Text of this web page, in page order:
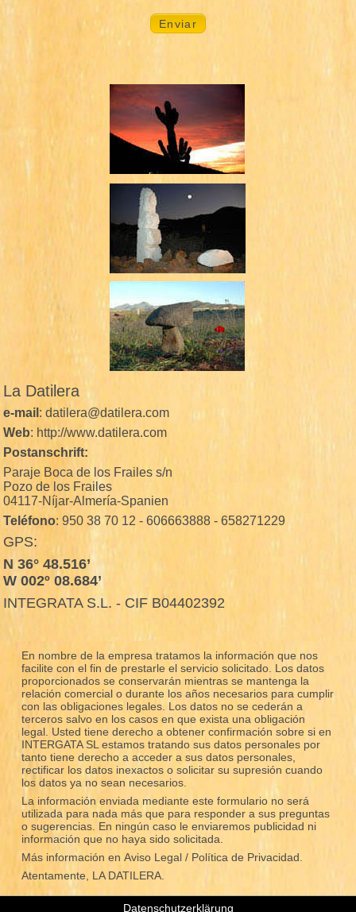
La Datilera
e-mail : datilera@datilera.com
Web: http://www.datilera.com
Postanschrift:
Paraje Boca de los Frailes s/n
Pozo de los Frailes
04117-Níjar-Almería-Spanien
Teléfono: 950 38 70 12 - 606663888 - 658271229
GPS:
N 36° 48.516’
W 002º 08.684’
INTEGRATA S.L. - CIF B04402392
En nombre de la empresa tratamos la información que nos
facilite con el fin de prestarle el servicio solicitado. Los datos
proporcionados se conservarán mientras se mantenga la
relación comercial o durante los años necesarios para cumplir
con las obligaciones legales. Los datos no se cederán a
terceros salvo en los casos en que exista una obligación
legal. Usted tiene derecho a obtener confirmación sobre si en
INTERGATA SL estamos tratando sus datos personales por
tanto tiene derecho a acceder a sus datos personales,
rectificar los datos inexactos o solicitar su supresión cuando
los datos ya no sean necesarios.
La información enviada mediante este formulario no será
utilizada para nada más que para responder a sus preguntas
o sugerencias. En ningún caso le enviaremos publicidad ni
información que no haya sido solicitada.
Más información en Aviso Legal / Política de Privacidad.
Atentamente, LA DATILERA.
Datenschutzerklärung